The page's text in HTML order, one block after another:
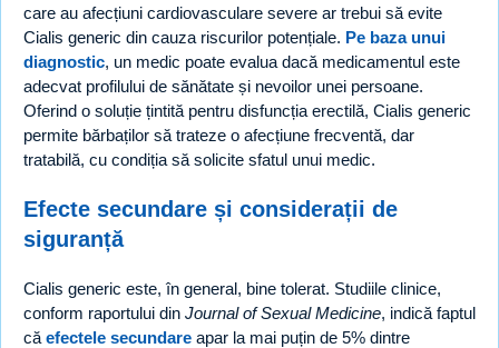
care au afecțiuni cardiovasculare severe ar trebui să evite
Cialis generic din cauza riscurilor potențiale. Pe baza unui
diagnostic, un medic poate evalua dacă medicamentul este
adecvat profilului de sănătate și nevoilor unei persoane.
Oferind o soluție țintită pentru disfuncția erectilă, Cialis generic
permite bărbaților să trateze o afecțiune frecventă, dar
tratabilă, cu condiția să solicite sfatul unui medic.
Efecte secundare și considerații de
siguranță
Cialis generic este, în general, bine tolerat. Studiile clinice,
conform raportului din Journal of Sexual Medicine, indică faptul
că efectele secundare apar la mai puțin de 5% dintre